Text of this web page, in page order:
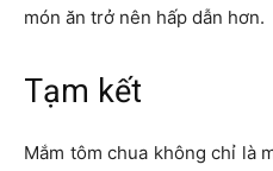
món ăn trở nên hấp dẫn hơn.
Tạm kết
Mắm tôm chua không chỉ là